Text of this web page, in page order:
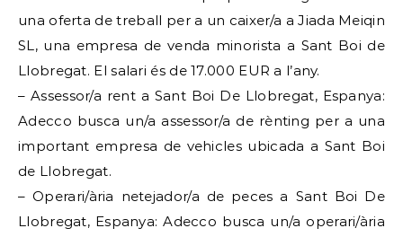
una oferta de treball per a un caixer/a a Jiada Meiqin
SL, una empresa de venda minorista a Sant Boi de
Llobregat. El salari és de 17.000 EUR a l’any.
– Assessor/a rent a Sant Boi De Llobregat, Espanya:
Adecco busca un/a assessor/a de rènting per a una
important empresa de vehicles ubicada a Sant Boi
de Llobregat.
– Operari/ària netejador/a de peces a Sant Boi De
Llobregat, Espanya: Adecco busca un/a operari/ària